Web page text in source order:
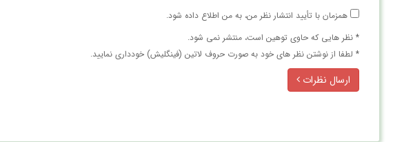
همزمان با تأیید انتشار نظر من، به من اطلاع داده شود.
* نظر هایی كه حاوی توهین است، منتشر نمی شود.
* لطفا از نوشتن نظر های خود به صورت حروف لاتین (فینگلیش) خودداری نمایید.
ارسال نظرات